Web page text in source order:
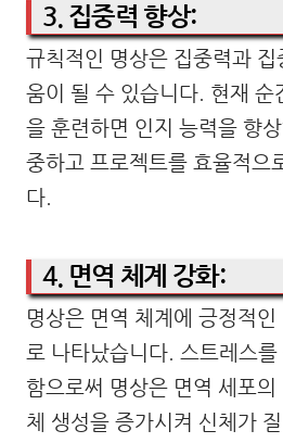
3. 집중력 향상:
규칙적인 명상은 집중력과 집
움이 될 수 있습니다. 현재 순
을 훈련하면 인지 능력을 향
중하고 프로젝트를 효율적으
다.
4. 면역 체계 강화:
명상은 면역 체계에 긍정적
로 나타났습니다. 스트레스
함으로써 명상은 면역 세포
체 생성을 증가시켜 신체가